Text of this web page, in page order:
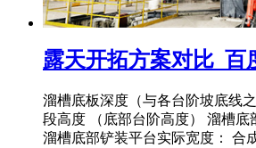
露天开拓方案对比_百
溜槽底板深度（与各台阶坡底线
段高度 （底部台阶高度） 溜槽底
溜槽底部铲装平台实际宽度： 合